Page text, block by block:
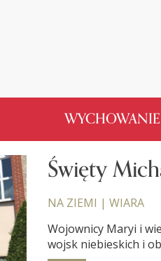
WYCHOWANIE
Święty
NA ZIEMI | WIARA
Wojownicy Maryi i
wojsk niebieskich i